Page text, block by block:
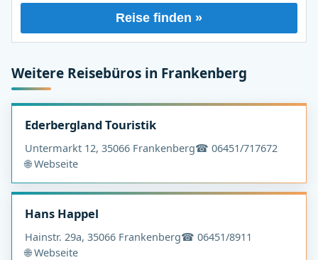
Reise finden »
Weitere Reisebüros in Frankenberg
Ederbergland Touristik
Untermarkt 12, 35066 Frankenberg☎ 06451/717672
🌐 Webseite
Hans Happel
Hainstr. 29a, 35066 Frankenberg☎ 06451/8911
🌐 Webseite